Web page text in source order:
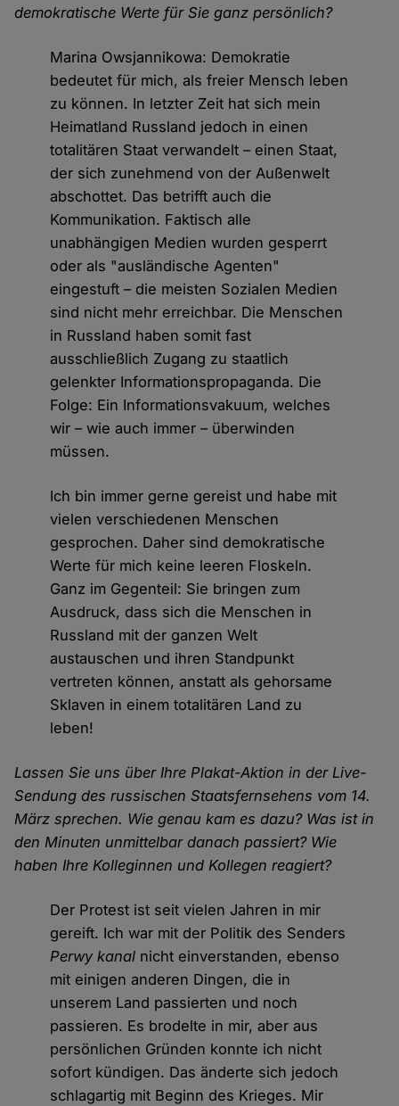
demokratische Werte für Sie ganz persönlich?
Marina Owsjannikowa: Demokratie
bedeutet für mich, als freier Mensch leben
zu können. In letzter Zeit hat sich mein
Heimatland Russland jedoch in einen
totalitären Staat verwandelt – einen Staat,
der sich zunehmend von der Außenwelt
abschottet. Das betrifft auch die
Kommunikation. Faktisch alle
unabhängigen Medien wurden gesperrt
oder als "ausländische Agenten"
eingestuft – die meisten Sozialen Medien
sind nicht mehr erreichbar. Die Menschen
in Russland haben somit fast
ausschließlich Zugang zu staatlich
gelenkter Informationspropaganda. Die
Folge: Ein Informationsvakuum, welches
wir – wie auch immer – überwinden
müssen.
Ich bin immer gerne gereist und habe mit
vielen verschiedenen Menschen
gesprochen. Daher sind demokratische
Werte für mich keine leeren Floskeln.
Ganz im Gegenteil: Sie bringen zum
Ausdruck, dass sich die Menschen in
Russland mit der ganzen Welt
austauschen und ihren Standpunkt
vertreten können, anstatt als gehorsame
Sklaven in einem totalitären Land zu
leben!
Lassen Sie uns über Ihre Plakat-Aktion in der Live-
Sendung des russischen Staatsfernsehens vom 14.
März sprechen. Wie genau kam es dazu? Was ist in
den Minuten unmittelbar danach passiert? Wie
haben Ihre Kolleginnen und Kollegen reagiert?
Der Protest ist seit vielen Jahren in mir
gereift. Ich war mit der Politik des Senders
Perwy kanal nicht einverstanden, ebenso
mit einigen anderen Dingen, die in
unserem Land passierten und noch
passieren. Es brodelte in mir, aber aus
persönlichen Gründen konnte ich nicht
sofort kündigen. Das änderte sich jedoch
schlagartig mit Beginn des Krieges. Mir